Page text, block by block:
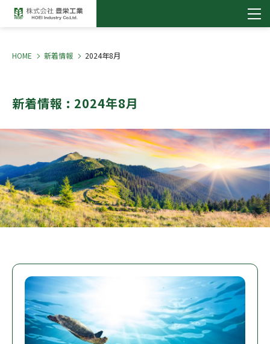
HOME 新着情報 2024年8月
新着情報 : 2024年8月